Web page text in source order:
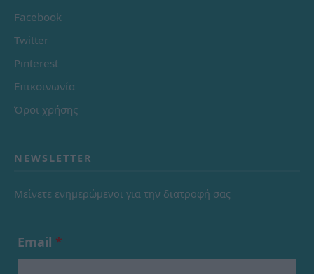
Facebook
Twitter
Pinterest
Επικοινωνία
Όροι χρήσης
NEWSLETTER
Μείνετε ενημερώμενοι για την διατροφή σας
Email *